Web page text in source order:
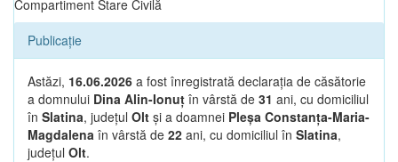
Compartiment Stare Civilă
Publicație
Astăzi, 16.06.2026 a fost înregistrată declarația de căsătorie
a domnului Dina Alin-Ionuț în vârstă de 31 ani, cu domiciliul
în Slatina, județul Olt și a doamnei Pleșa Constanța-Maria-
Magdalena în vârstă de 22 ani, cu domiciliul în Slatina,
județul Olt.